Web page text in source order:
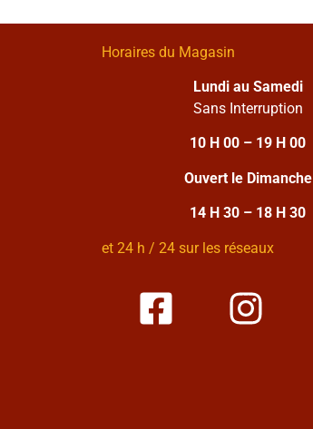
Horaires du Magasin
Lundi au Samedi
Sans Interruption
10 H 00 – 19 H 00
Ouvert le Dimanche
14 H 30 – 18 H 30
et 24 h / 24 sur les réseaux